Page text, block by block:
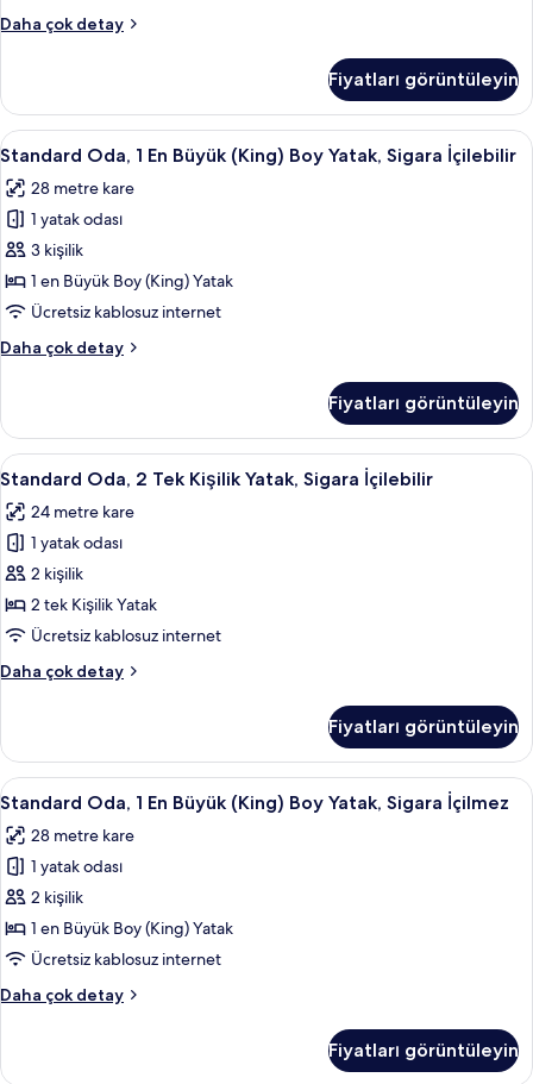
fotoğrafları
Daha çok detay
Standard
Kişilik
Yatak
hakkında
fazla
detay
Fiyatları görüntüleyin
Standard
Oda,
1
En
Büyük
(King)
Boy
Sigara
tüm
fotoğrafları
görün
Kaliteli yatak takımı, minibar, odada
6
Standard Oda, 1 En Büyük (King) Boy Yatak, Sigara İçilebilir
28 metre kare
1 yatak odası
3 kişilik
1 en Büyük Boy (King) Yatak
Ücretsiz kablosuz internet
Daha çok detay
Standard
Büyük
(King)
Boy
Sigara
İçilebilir
daha
fazla
detay
Fiyatları görüntüleyin
Standard
Oda,
2
Tek
Kişilik
Yatak,
Sigara
için
görün
Kaliteli yatak takımı, minibar, odada
9
Standard Oda, 2 Tek Kişilik Yatak, Sigara İçilebilir
24 metre kare
1 yatak odası
2 kişilik
2 tek Kişilik Yatak
Ücretsiz kablosuz internet
Daha çok detay
Standard
Kişilik
Yatak,
Sigara
hakkında
daha
detay
Fiyatları görüntüleyin
Standard
Oda,
1
En
Büyük
(King)
Boy
Sigara
Kaliteli yatak takımı, minibar, odada
5
Standard Oda, 1 En Büyük (King) Boy Yatak, Sigara İçilmez
28 metre kare
1 yatak odası
2 kişilik
1 en Büyük Boy (King) Yatak
Ücretsiz kablosuz internet
Daha çok detay
Standard
Büyük
Fiyatları görüntüleyin